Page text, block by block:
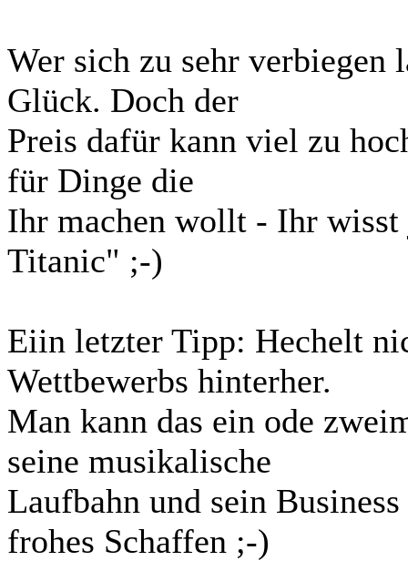
Wer sich zu sehr verbiegen
Glück. Doch der
Preis dafür kann viel zu
für Dinge die
Ihr machen wollt - Ihr
Titanic" ;-)
Eiin letzter Tipp: Hechelt
Wettbewerbs hinterher.
Man kann das ein ode
seine musikalische
Laufbahn und sein
frohes Schaffen ;-)